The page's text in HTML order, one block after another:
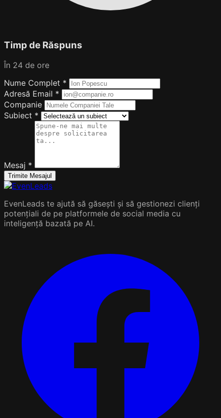
Timp de Răspuns
În 24 de ore
Nume Complet *
Adresă Email *
Companie
Subiect *
Mesaj *
Trimite Mesajul
EvenLeads te ajută să găsești și să gestionezi clienți
potențiali de pe platformele de social media cu
inteligență bazată pe AI.